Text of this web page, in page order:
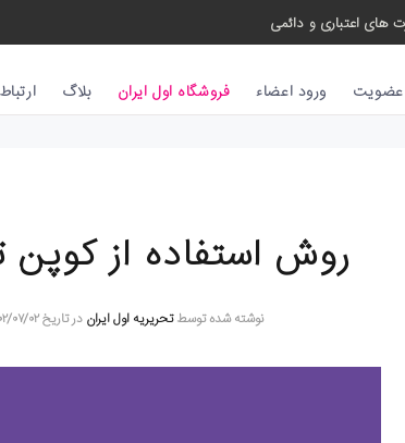
های اعتباری و دائمی
عضویت ورود اعضاء فروشگاه اول ایران بلاگ
روش استفاده از
نوشته شده توسطتحریریه اول ایراندر تاریخ ۱۴۰۲/۰۷/۰۲